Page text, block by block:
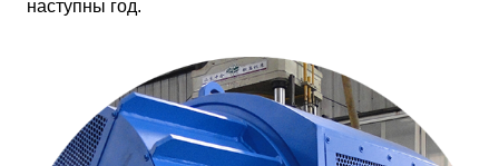
наступны год.